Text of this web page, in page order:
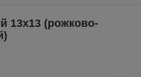
13х13 (рожково-